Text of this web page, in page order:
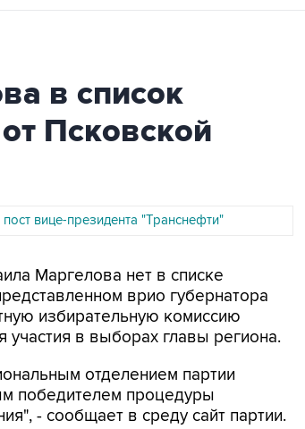
в список
Псковской
вице-президента "Транснефти"
Маргелова нет в списке
врио губернатора
избирательную комиссию
в выборах главы региона.
отделением партии
победителем процедуры
- сообщает в среду сайт партии.